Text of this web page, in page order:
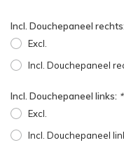
Incl. Douchepaneel rechts:
Excl.
Incl. Douchepaneel
Incl. Douchepaneel links: *
Excl.
Incl. Douchepaneel